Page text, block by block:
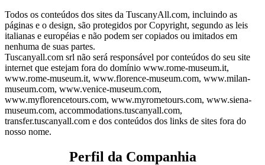
Todos os conteúdos dos sites da TuscanyAll.com, incluindo as
páginas e o design, são protegidos por Copyright, segundo as leis
italianas e européias e não podem ser copiados ou imitados em
nenhuma de suas partes.
Tuscanyall.com srl não será responsável por conteúdos do seu site
internet que estejam fora do domínio www.rome-museum.it,
www.rome-museum.it, www.florence-museum.com, www.milan-
museum.com, www.venice-museum.com,
www.myflorencetours.com, www.myrometours.com, www.siena-
museum.com, accommodations.tuscanyall.com,
transfer.tuscanyall.com e dos conteúdos dos links de sites fora do
nosso nome.
Perfil da Companhia